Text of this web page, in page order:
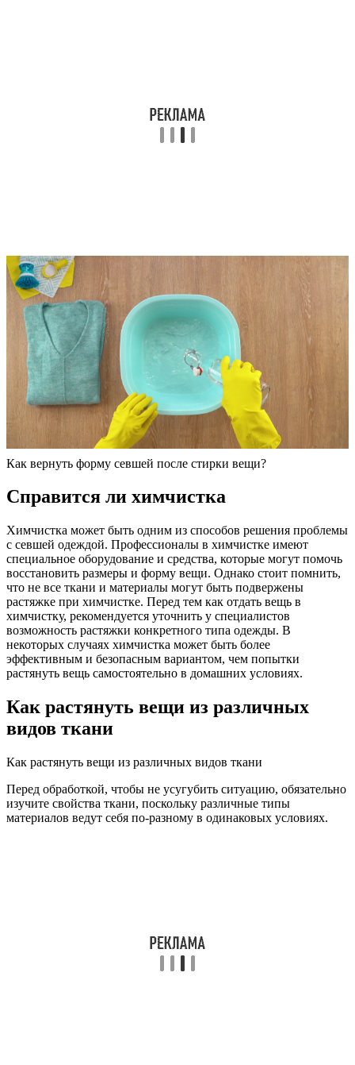
Как вернуть форму севшей после стирки вещи?
Справится ли химчистка
Химчистка может быть одним из способов решения проблемы
с севшей одеждой. Профессионалы в химчистке имеют
специальное оборудование и средства, которые могут помочь
восстановить размеры и форму вещи. Однако стоит помнить,
что не все ткани и материалы могут быть подвержены
растяжке при химчистке. Перед тем как отдать вещь в
химчистку, рекомендуется уточнить у специалистов
возможность растяжки конкретного типа одежды. В
некоторых случаях химчистка может быть более
эффективным и безопасным вариантом, чем попытки
растянуть вещь самостоятельно в домашних условиях.
Как растянуть вещи из различных
видов ткани
Как растянуть вещи из различных видов ткани
Перед обработкой, чтобы не усугубить ситуацию, обязательно
изучите свойства ткани, поскольку различные типы
материалов ведут себя по-разному в одинаковых условиях.